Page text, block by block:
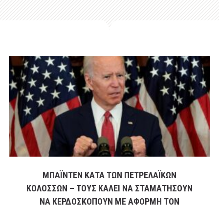
ΜΠΑΪΝΤΕΝ ΚΑΤΑ ΤΩΝ ΠΕΤΡΕΛΑΪΚΩΝ
ΚΟΛΟΣΣΩΝ – ΤΟΥΣ ΚΑΛΕΙ ΝΑ ΣΤΑΜΑΤΗΣΟΥΝ
ΝΑ ΚΕΡΔΟΣΚΟΠΟΥΝ ΜΕ ΑΦΟΡΜΗ ΤΟΝ